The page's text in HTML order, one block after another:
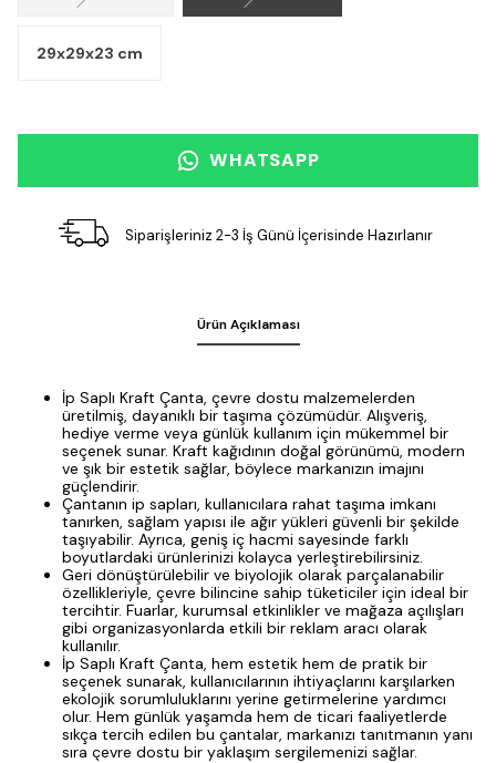
29x29x23 cm
WHATSAPP
Siparişleriniz 2-3 İş Günü İçerisinde Hazırlanır
Ürün Açıklaması
İp Saplı Kraft Çanta, çevre dostu malzemelerden
üretilmiş, dayanıklı bir taşıma çözümüdür. Alışveriş,
hediye verme veya günlük kullanım için mükemmel bir
seçenek sunar. Kraft kağıdının doğal görünümü, modern
ve şık bir estetik sağlar, böylece markanızın imajını
güçlendirir.
Çantanın ip sapları, kullanıcılara rahat taşıma imkanı
tanırken, sağlam yapısı ile ağır yükleri güvenli bir şekilde
taşıyabilir. Ayrıca, geniş iç hacmi sayesinde farklı
boyutlardaki ürünlerinizi kolayca yerleştirebilirsiniz.
Geri dönüştürülebilir ve biyolojik olarak parçalanabilir
özellikleriyle, çevre bilincine sahip tüketiciler için ideal bir
tercihtir. Fuarlar, kurumsal etkinlikler ve mağaza açılışları
gibi organizasyonlarda etkili bir reklam aracı olarak
kullanılır.
İp Saplı Kraft Çanta, hem estetik hem de pratik bir
seçenek sunarak, kullanıcılarının ihtiyaçlarını karşılarken
ekolojik sorumluluklarını yerine getirmelerine yardımcı
olur. Hem günlük yaşamda hem de ticari faaliyetlerde
sıkça tercih edilen bu çantalar, markanızı tanıtmanın yanı
sıra çevre dostu bir yaklaşım sergilemenizi sağlar.